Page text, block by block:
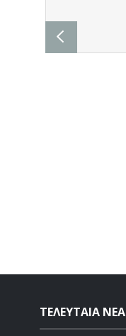
ΤΕΛΕΥΤΑΙΑ ΝΕΑ